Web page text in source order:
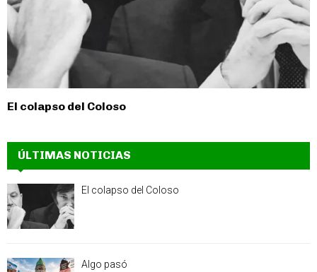
El colapso del Coloso
ÚLTIMAS NOTICIAS
El colapso del Coloso
Algo pasó